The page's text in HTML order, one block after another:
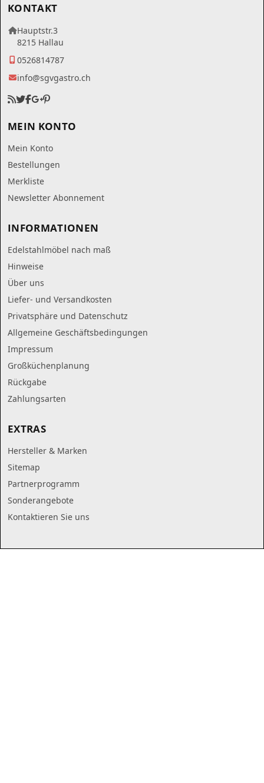
KONTAKT
Hauptstr.3
8215 Hallau
0526814787
info@sgvgastro.ch
MEIN KONTO
Mein Konto
Bestellungen
Merkliste
Newsletter Abonnement
INFORMATIONEN
Edelstahlmöbel nach maß
Hinweise
Über uns
Liefer- und Versandkosten
Privatsphäre und Datenschutz
Allgemeine Geschäftsbedingungen
Impressum
Großküchenplanung
Rückgabe
Zahlungsarten
EXTRAS
Hersteller & Marken
Sitemap
Partnerprogramm
Sonderangebote
Kontaktieren Sie uns